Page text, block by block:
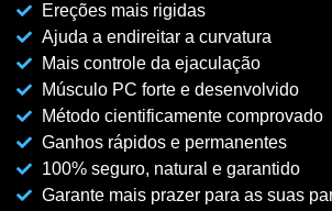
Ereções mais rigidas
Ajuda a endireitar a curvatura
Mais controle da ejaculação
Músculo PC forte e desenvolvido
Método cientificamente comprovado
Ganhos rápidos e permanentes
100% seguro, natural e garantido
Garante mais prazer para as suas